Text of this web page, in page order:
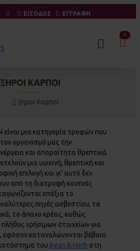
ΕΙΣΟΔΟΣ ΕΓΓΡΑΦΗ
0
Ξηροί Καρποί
ΞΗΡΟΊ ΚΑΡΠΟΊ
είναι μια κατηγορία τροφών που
οργανισμό μας την
και απαραίτητα θρεπτικά
μια υγιεινή, θρεπτική και
επιλογή και γι’ αυτό δεν
από τη διατροφή κανενός
επάξια το
καλύτερες πηγές ασβεστίου, τα
το άπαχο κρέας, καθώς
χρήσιμων στοιχείων για
εφόσον καταναλώνονται βέβαια
του Bean & Herb στη